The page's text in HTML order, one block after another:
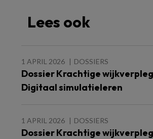
Lees ook
1 APRIL 2026 DOSSIERS
Dossier Krachtige
Digitaal simulatieleren
1 APRIL 2026 DOSSIERS
Dossier Krachtige